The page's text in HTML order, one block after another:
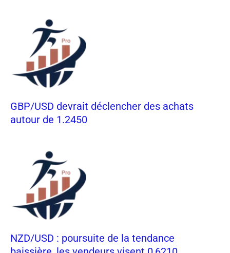
GBP/USD devrait déclencher des achats
autour de 1.2450
NZD/USD : poursuite de la tendance